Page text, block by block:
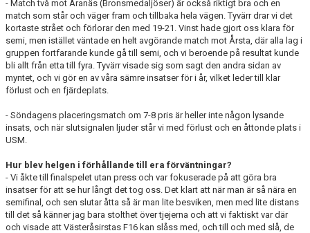
- Match två mot Aranäs (Bronsmedaljöser) är också riktigt bra och en
match som står och väger fram och tillbaka hela vägen. Tyvärr drar vi det
kortaste strået och förlorar den med 19-21. Vinst hade gjort oss klara för
semi, men istället väntade en helt avgörande match mot Årsta, där alla lag i
gruppen fortfarande kunde gå till semi, och vi beroende på resultat kunde
bli allt från etta till fyra. Tyvärr visade sig som sagt den andra sidan av
myntet, och vi gör en av våra sämre insatser för i år, vilket leder till klar
förlust och en fjärdeplats.
- Söndagens placeringsmatch om 7-8 pris är heller inte någon lysande
insats, och när slutsignalen ljuder står vi med förlust och en åttonde plats i
USM.
Hur blev helgen i förhållande till era förväntningar?
- Vi åkte till finalspelet utan press och var fokuserade på att göra bra
insatser för att se hur långt det tog oss. Det klart att när man är så nära en
semifinal, och sen slutar åtta så är man lite besviken, men med lite distans
till det så känner jag bara stolthet över tjejerna och att vi faktiskt var där
och visade att Västeråsirstas F16 kan slåss med, och till och med slå, de